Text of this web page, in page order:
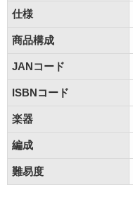
仕様
商品構成
JANコード
ISBNコード
楽器
編成
難易度